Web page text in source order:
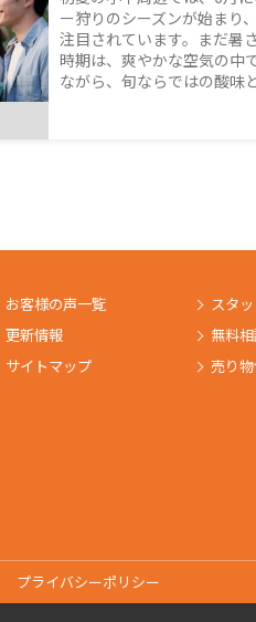
ー狩りのシーズンが始まり
注目されています。まだ暑
時期は、爽やかな空気の中
ながら、旬ならではの酸味
お客様の声一覧
更新情報
サイトマップ
スタ
無料
売り
プライバシーポリシー